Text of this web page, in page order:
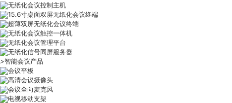
无纸化会议控制主机
15.6寸桌面双屏无纸化会议终端
超薄双屏无纸化会议终端
无纸化会议触控一体机
无纸化会议管理平台
无纸化信号同屏服务器
>智能会议产品
会议平板
高清会议摄像头
会议全向麦克风
电视移动支架